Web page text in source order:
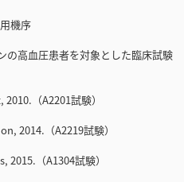
機序
高血圧患者を対象とした臨床試験
（A2201試験）
2014.（A2219試験）
（A1304試験）